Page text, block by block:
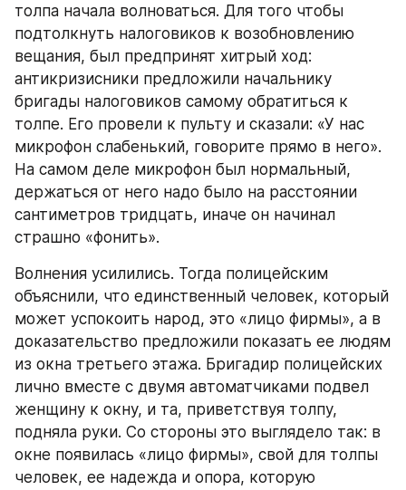
толпа начала волноваться. Для того чтобы
подтолкнуть налоговиков к возобновлению
вещания, был предпринят хитрый ход:
антикризисники предложили начальнику
бригады налоговиков самому обратиться к
толпе. Его провели к пульту и сказали: «У нас
микрофон слабенький, говорите прямо в него».
На самом деле микрофон был нормальный,
держаться от него надо было на расстоянии
сантиметров тридцать, иначе он начинал
страшно «фонить».
Волнения усилились. Тогда полицейским
объяснили, что единственный человек, который
может успокоить народ, это «лицо фирмы», а в
доказательство предложили показать ее людям
из окна третьего этажа. Бригадир полицейских
лично вместе с двумя автоматчиками подвел
женщину к окну, и та, приветствуя толпу,
подняла руки. Со стороны это выглядело так: в
окне появилась «лицо фирмы», свой для толпы
человек, ее надежда и опора, которую